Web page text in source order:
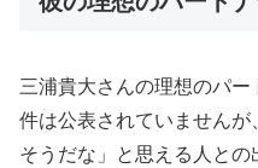
三浦貴大さんの理想のパ
件は公表されていません
そうだな」と思える人と